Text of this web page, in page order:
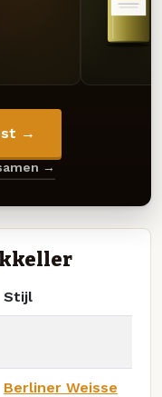
→
→
Stijl
Berliner Weisse